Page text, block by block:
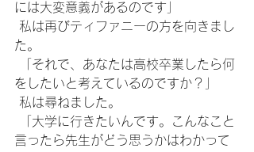
には大変意義があるのです」
た。
をしたいと考えているのですか？」
私は尋ねました。
言ったら先生がどう思うかはわかって